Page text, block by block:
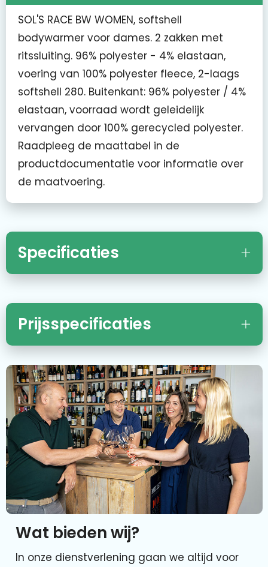
SOL'S RACE BW WOMEN, softshell
bodywarmer voor dames. 2 zakken met
ritssluiting. 96% polyester - 4% elastaan,
voering van 100% polyester fleece, 2-laags
softshell 280. Buitenkant: 96% polyester / 4%
elastaan, voorraad wordt geleidelijk
vervangen door 100% gerecycled polyester.
Raadpleeg de maattabel in de
productdocumentatie voor informatie over
de maatvoering.
Specificaties
Prijsspecificaties
Wat bieden wij?
In onze dienstverlening gaan we altijd voor